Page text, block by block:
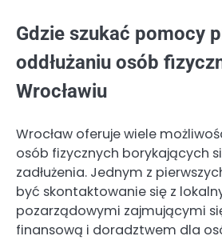
Gdzie szukać pomocy
oddłużaniu osób
Wrocławiu
Wrocław oferuje wiele
osób fizycznych borykających
zadłużenia. Jednym z
być skontaktowanie się z
pozarządowymi zajmującymi
finansową i doradztwem dla